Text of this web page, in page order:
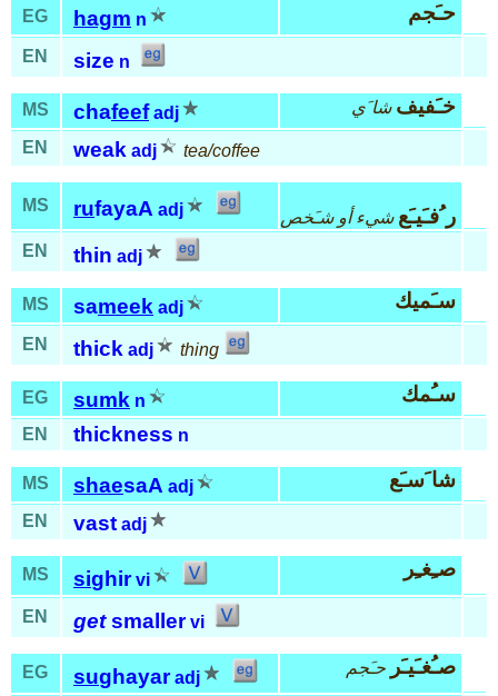
EG hagm n حـَجم
EN size n
MS chafeef adj خـَفيف شا َي
EN weak adj tea/coffee
MS rufayaA adj ر ُفـَيـَع شيء أو شـَخص
EN
thin adj
MS sameek adj سـَميك
EN thick adj thing
EG sumk n سـُمك
EN thickness n
MS shaesaA adj شا َسـَع
EN vast adj
MS sighir vi صـِغـِر
EN getsmaller vi
EG sughayar adj صـُغـَيـَر حـَجم